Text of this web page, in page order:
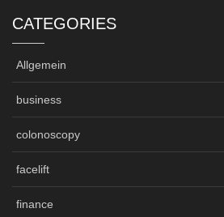
CATEGORIES
Allgemein
business
colonoscopy
facelift
finance